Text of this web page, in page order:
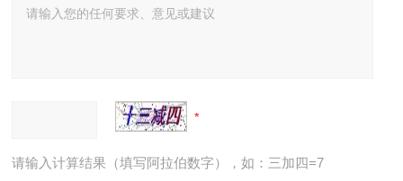
请输入计算结果（填写阿拉伯数字），如：三加四=7